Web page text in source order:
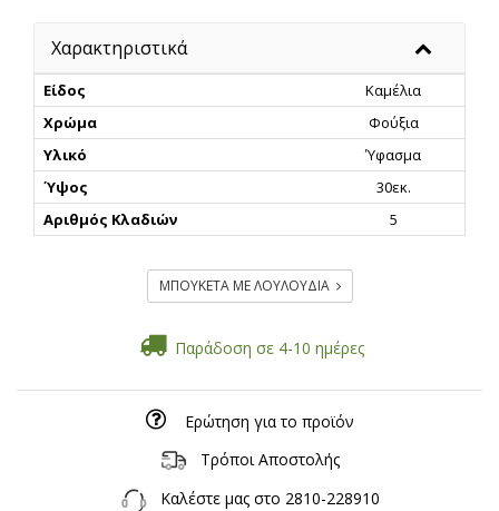
Χαρακτηριστικά
Είδος
Καμέλια
Χρώμα
Φούξια
Υλικό
Ύφασμα
Ύψος
30εκ.
Αριθμός Κλαδιών
5
ΜΠΟΥΚΕΤΑ ΜΕ ΛΟΥΛΟΥΔΙΑ
Παράδοση σε 4-10 ημέρες
Ερώτηση για το προϊόν
Τρόποι Αποστολής
Καλέστε μας στο 2810-228910